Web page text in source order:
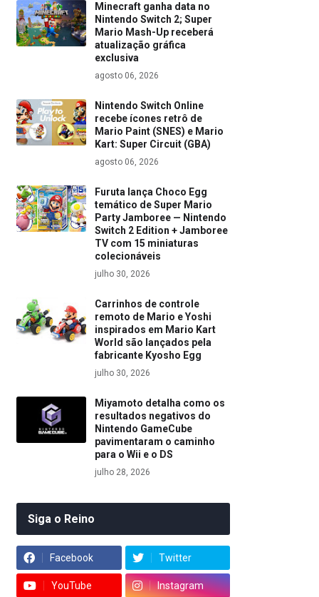
Minecraft ganha data no
Nintendo Switch 2; Super
Mario Mash-Up receberá
atualização gráfica
exclusiva
agosto 06, 2026
Nintendo Switch Online
recebe ícones retrô de
Mario Paint (SNES) e Mario
Kart: Super Circuit (GBA)
agosto 06, 2026
Furuta lança Choco Egg
temático de Super Mario
Party Jamboree — Nintendo
Switch 2 Edition + Jamboree
TV com 15 miniaturas
colecionáveis
julho 30, 2026
Carrinhos de controle
remoto de Mario e Yoshi
inspirados em Mario Kart
World são lançados pela
fabricante Kyosho Egg
julho 30, 2026
Miyamoto detalha como os
resultados negativos do
Nintendo GameCube
pavimentaram o caminho
para o Wii e o DS
julho 28, 2026
Siga o Reino
Facebook Twitter
YouTube Instagram